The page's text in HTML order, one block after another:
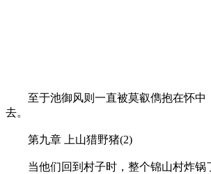
至于池御风则一直被莫叡儁抱在怀中
去。
第九章 上山猎野猪(2)
当他们回到村子时，整个锦山村炸锅